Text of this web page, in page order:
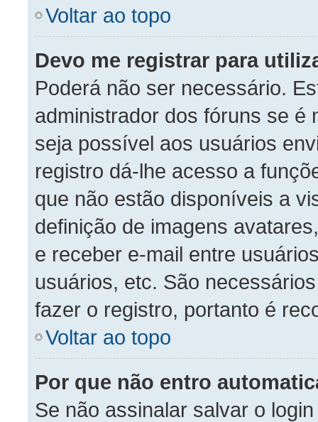
Voltar ao topo
Devo me registrar para
Poderá não ser necessário.
administrador dos fóruns se é
seja possível aos usuários
registro dá-lhe acesso a
que não estão disponíveis a
definição de imagens
e receber e-mail entre
usuários, etc. São
fazer o registro, portanto é
Voltar ao topo
Por que não entro
Se não assinalar salvar o